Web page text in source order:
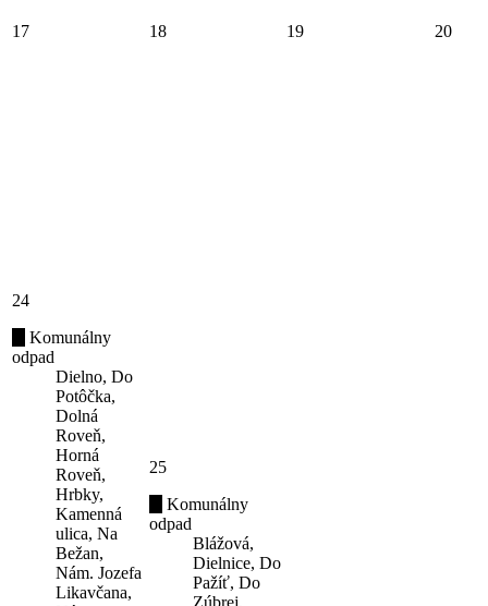
17 18 19 20
24
Komunálny
odpad
Dielno, Do
Potôčka,
Dolná
Roveň,
Horná
Roveň,
Hrbky,
Kamenná
ulica, Na
Bežan,
Nám. Jozefa
Likavčana,
25
Komunálny
odpad
Blážová,
Dielnice, Do
Pažíť, Do
Zúbrej,